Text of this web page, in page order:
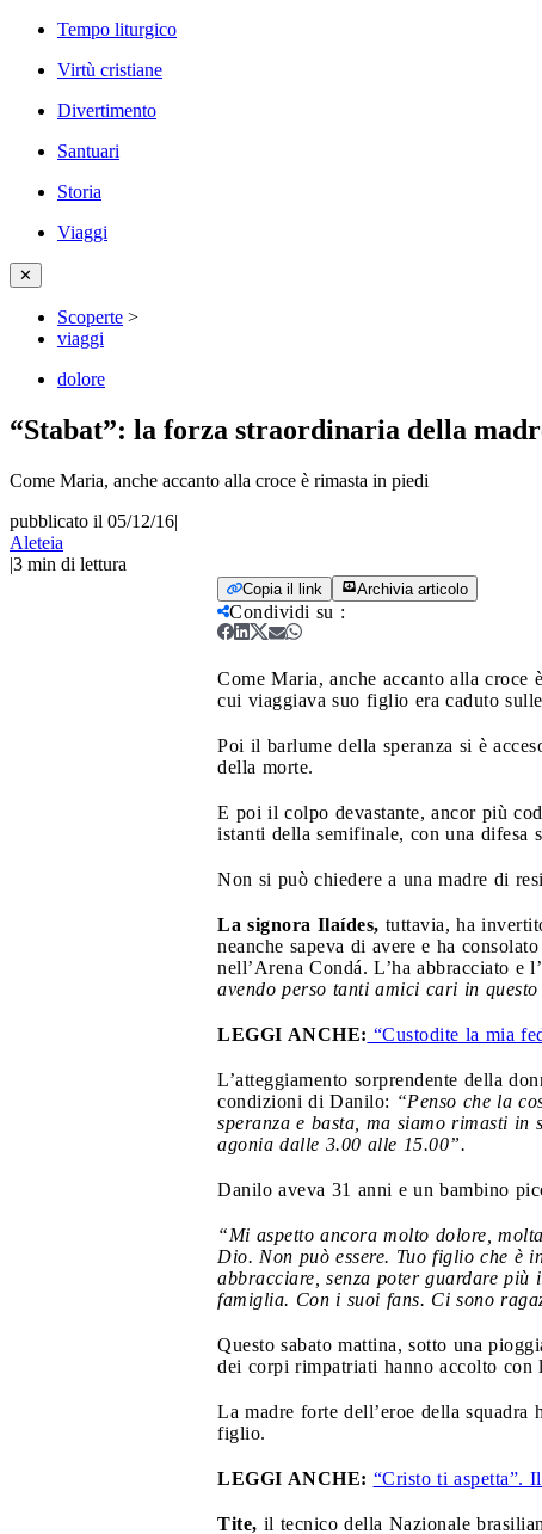
Tempo liturgico
Virtù cristiane
Divertimento
Santuari
Storia
Viaggi
✕
Scoperte >
viaggi
dolore
“Stabat”: la forza straordinaria della
Come Maria, anche accanto alla croce è rimasta in piedi
pubblicato il 05/12/16|
Aleteia
|3 min di lettura
Copia il link Archivia articolo
Condividi su :
Come Maria, anche accanto alla croce
cui viaggiava suo figlio era caduto
Poi il barlume della speranza si è
della morte.
E poi il colpo devastante, ancor più
istanti della semifinale, con una difesa
Non si può chiedere a una madre di
La signora Ilaídes, tuttavia, ha
neanche sapeva di avere e ha
nell’Arena Condá. L’ha abbracciato e
avendo perso tanti amici cari in
LEGGI ANCHE: “Custodite la mia
L’atteggiamento sorprendente della
condizioni di Danilo: “Penso che la
speranza e basta, ma siamo rimasti
agonia dalle 3.00 alle 15.00”.
Danilo aveva 31 anni e un bambino
“Mi aspetto ancora molto dolore,
Dio. Non può essere. Tuo figlio che è
abbracciare, senza poter guardare
famiglia. Con i suoi fans. Ci sono
Questo sabato mattina, sotto una
dei corpi rimpatriati hanno accolto
La madre forte dell’eroe della
figlio.
LEGGI ANCHE: “Cristo ti aspetta”.
Tite, il tecnico della Nazionale